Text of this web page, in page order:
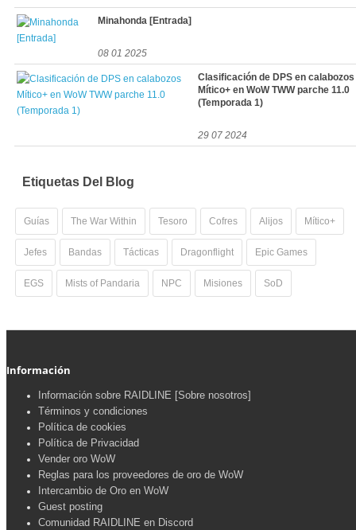
Minahonda [Entrada]
08 01 2025
Clasificación de DPS en calabozos
Mítico+ en WoW TWW parche 11.0
(Temporada 1)
29 07 2024
Etiquetas Del Blog
Guías The War Within Tesoro Cofres Alijos Mítico+
Jefes Bandas Tácticas Dragonflight Epic Games
EGS Mists of Pandaria NPC Misiones SoD
Información
Información sobre RAIDLINE [Sobre nosotros]
Términos y condiciones
Política de cookies
Política de Privacidad
Vender oro WoW
Reglas para los proveedores de oro de WoW
Intercambio de Oro en WoW
Guest posting
Comunidad RAIDLINE en Discord